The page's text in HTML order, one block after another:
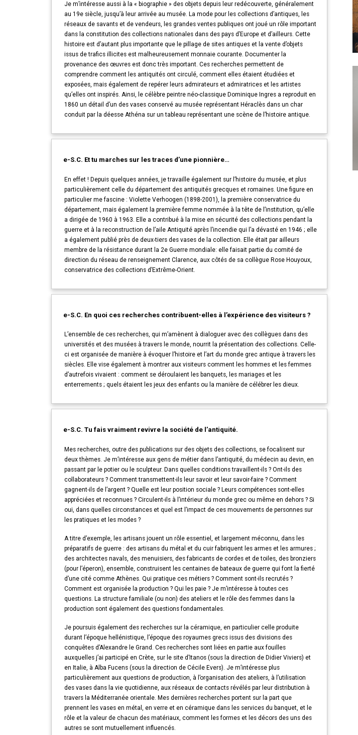
Je m’intéresse aussi à la « biographie » des objets depuis leur redécouverte, généralement
au 19e siècle, jusqu’à leur arrivée au musée. La mode pour les collections d’antiques, les
réseaux de savants et de vendeurs, les grandes ventes publiques ont joué un rôle important
dans la constitution des collections nationales dans des pays d’Europe et d’ailleurs. Cette
histoire est d’autant plus importante que le pillage de sites antiques et la vente d’objets
issus de trafics illicites est malheureusement monnaie courante. Documenter la
provenance des œuvres est donc très important. Ces recherches permettent de
comprendre comment les antiquités ont circulé, comment elles étaient étudiées et
exposées, mais également de repérer leurs admirateurs et admiratrices et les artistes
qu’elles ont inspirés. Ainsi, le célèbre peintre néo-classique Dominique Ingres a reproduit en
1860 un détail d’un des vases conservé au musée représentant Héraclès dans un char
conduit par la déesse Athéna sur un tableau représentant une scène de l’histoire antique.
e-S.C. Et tu marches sur les traces d’une pionnière…
En effet ! Depuis quelques années, je travaille également sur l’histoire du musée, et plus
particulièrement celle du département des antiquités grecques et romaines. Une figure en
particulier me fascine : Violette Verhoogen (1898-2001), la première conservatrice du
département, mais également la première femme nommée à la tête de l’institution, qu’elle
a dirigée de 1960 à 1963. Elle a contribué à la mise en sécurité des collections pendant la
guerre et à la reconstruction de l’aile Antiquité après l’incendie qui l’a dévasté en 1946 ; elle
a également publié près de deux-tiers des vases de la collection. Elle était par ailleurs
membre de la résistance durant la 2e Guerre mondiale: elle faisait partie du comité de
direction du réseau de renseignement Clarence, aux côtés de sa collègue Rose Houyoux,
conservatrice des collections d’Extrême-Orient.
e-S.C. En quoi ces recherches contribuent-elles à l’expérience des visiteurs ?
L’ensemble de ces recherches, qui m’amènent à dialoguer avec des collègues dans des
universités et des musées à travers le monde, nourrit la présentation des collections. Celle-
ci est organisée de manière à évoquer l’histoire et l’art du monde grec antique à travers les
siècles. Elle vise également à montrer aux visiteurs comment les hommes et les femmes
d’autrefois vivaient : comment se déroulaient les banquets, les mariages et les
enterrements ; quels étaient les jeux des enfants ou la manière de célébrer les dieux.
e-S.C. Tu fais vraiment revivre la société de l’antiquité.
Mes recherches, outre des publications sur des objets des collections, se focalisent sur
deux thèmes. Je m’intéresse aux gens de métier dans l’antiquité, du médecin au devin, en
passant par le potier ou le sculpteur. Dans quelles conditions travaillent-ils ? Ont-ils des
collaborateurs ? Comment transmettent-ils leur savoir et leur savoir-faire ? Comment
gagnent-ils de l’argent ? Quelle est leur position sociale ? Leurs compétences sont-elles
appréciées et reconnues ? Circulent-ils à l’intérieur du monde grec ou même en dehors ? Si
oui, dans quelles circonstances et quel est l’impact de ces mouvements de personnes sur
les pratiques et les modes ?
A titre d’exemple, les artisans jouent un rôle essentiel, et largement méconnu, dans les
préparatifs de guerre : des artisans du métal et du cuir fabriquent les armes et les armures ;
des architectes navals, des menuisiers, des fabricants de cordes et de toiles, des bronziers
(pour l’éperon), ensemble, construisent les centaines de bateaux de guerre qui font la fierté
d’une cité comme Athènes. Qui pratique ces métiers ? Comment sont-ils recrutés ?
Comment est organisée la production ? Qui les paie ? Je m’intéresse à toutes ces
questions. La structure familiale (ou non) des ateliers et le rôle des femmes dans la
production sont également des questions fondamentales.
Je poursuis également des recherches sur la céramique, en particulier celle produite
durant l’époque hellénistique, l’époque des royaumes grecs issus des divisions des
conquêtes d’Alexandre le Grand. Ces recherches sont liées en partie aux fouilles
auxquelles j’ai participé en Crète, sur le site d’Itanos (sous la direction de Didier Viviers) et
en Italie, à Alba Fucens (sous la direction de Cécile Evers). Je m’intéresse plus
particulièrement aux questions de production, à l’organisation des ateliers, à l’utilisation
des vases dans la vie quotidienne, aux réseaux de contacts révélés par leur distribution à
travers la Méditerranée orientale. Mes dernières recherches portent sur la part que
prennent les vases en métal, en verre et en céramique dans les services du banquet, et le
rôle et la valeur de chacun des matériaux, comment les formes et les décors des uns des
autres se sont mutuellement influencés.